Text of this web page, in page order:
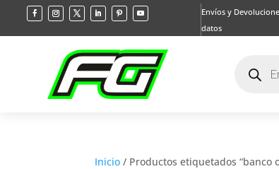
Envíos y
datos
productos
Inicio / Productos etiquetados “banco